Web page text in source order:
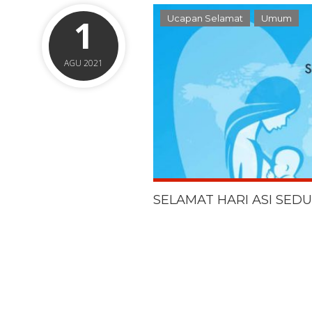
1
AGU 2021
Ucapan Selamat Umum
SELAMAT HARI ASI